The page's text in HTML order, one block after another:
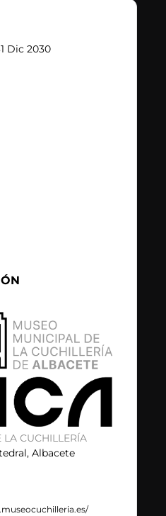
Dic 2030
LA CUCHILLERÍA
Albacete